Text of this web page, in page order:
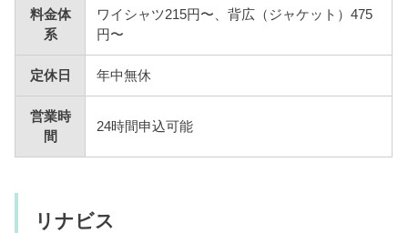
料金体
系
ワイシャツ215円〜、背広（ジャケット）475
円〜
定休日 年中無休
営業時
間
24時間申込可能
リナビス